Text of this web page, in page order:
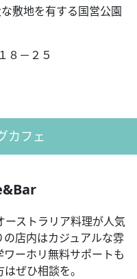
敷地を有する国営公園
８－２５
カフェ
ーストラリア料理が人気
店内はカジュアルな雰
ーホリ無料サポートも
ぜひ相談を。